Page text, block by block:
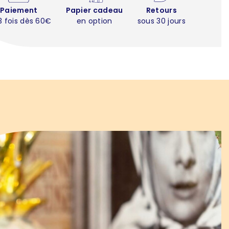
Paiement
fois dès 60€
Papier cadeau
en option
Retours
sous 30 jours